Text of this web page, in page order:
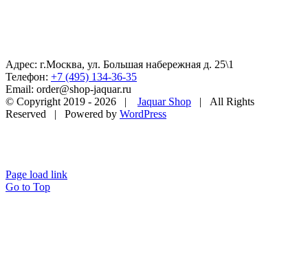
Адрес: г.Москва, ул. Большая набережная д. 25\1
Телефон: +7 (495) 134-36-35
Email: order@shop-jaquar.ru
© Copyright 2019 - 2026 | Jaquar Shop | All Rights
Reserved | Powered by WordPress
Page load link
Go to Top